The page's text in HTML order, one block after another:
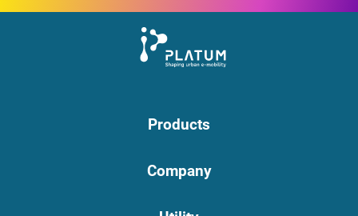
Products
Company